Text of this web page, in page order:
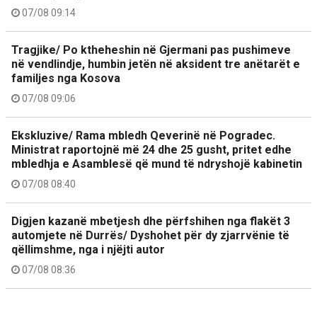
07/08 09:14
Tragjike/ Po ktheheshin në Gjermani pas pushimeve
në vendlindje, humbin jetën në aksident tre anëtarët e
familjes nga Kosova
07/08 09:06
Ekskluzive/ Rama mbledh Qeverinë në Pogradec.
Ministrat raportojnë më 24 dhe 25 gusht, pritet edhe
mbledhja e Asamblesë që mund të ndryshojë kabinetin
07/08 08:40
Digjen kazanë mbetjesh dhe përfshihen nga flakët 3
automjete në Durrës/ Dyshohet për dy zjarrvënie të
qëllimshme, nga i njëjti autor
07/08 08:36